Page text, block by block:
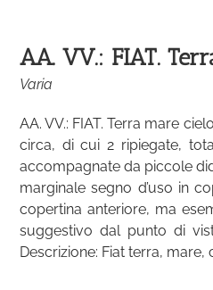
AA. VV.: FIAT.
Varia
AA. VV.: FIAT. Terra mare
circa, di cui 2 ripiegate,
accompagnate da piccole
marginale segno d’uso in
copertina anteriore, ma
suggestivo dal punto di
Descrizione: Fiat terra, mare,